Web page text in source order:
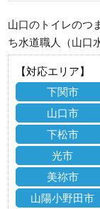
山口のトイレのつ
ち水道職人（山口
【対応エリア】
下関市
山口市
下松市
光市
美祢市
山陽小野田市